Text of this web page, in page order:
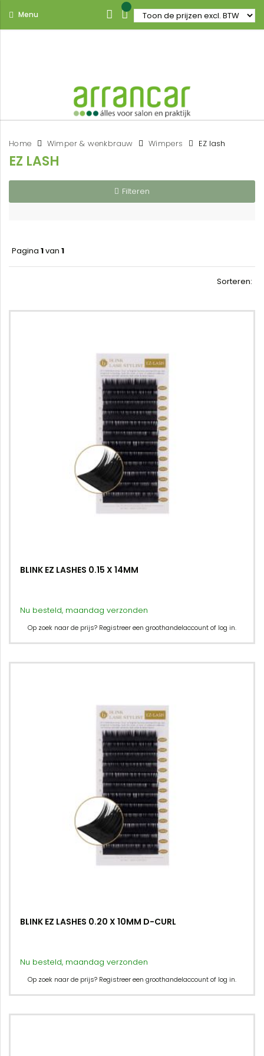
Menu
Home Wimper & wenkbrauw Wimpers EZ lash
EZ LASH
Filteren
Pagina 1van 1
Sorteren:
BLINK EZ LASHES 0.15 X 14MM
Nu besteld, maandag verzonden
Op zoek naar de prijs? Registreer een groothandelaccount of log in.
BLINK EZ LASHES 0.20 X 10MM D-CURL
Nu besteld, maandag verzonden
Op zoek naar de prijs? Registreer een groothandelaccount of log in.